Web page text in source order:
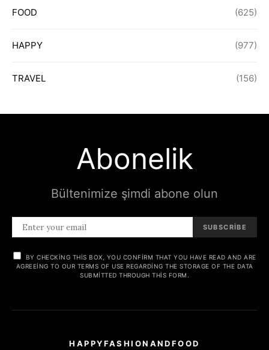
FOOD (625)
HAPPY (977)
TRAVEL (156)
Abonelik
Bültenimize şimdi abone olun
SUBSCRIBE
BY CHECKING THIS BOX, YOU CONFIRM THAT YOU HAVE READ AND ARE
AGREEING TO OUR TERMS OF USE REGARDING THE STORAGE OF THE DATA
SUBMITTED THROUGH THIS FORM.
HAPPYFASHIONANDFOOD